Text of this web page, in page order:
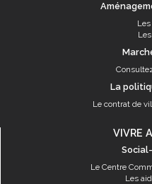
La
Le contrat de
VIVRE
Le Centre
Les